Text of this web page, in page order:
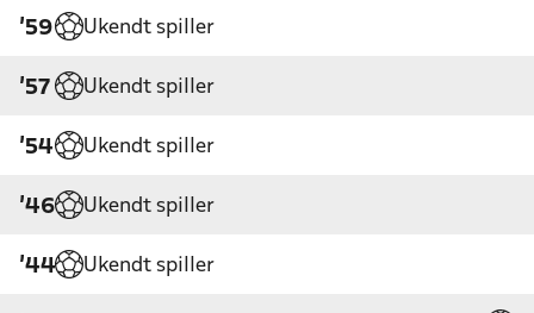
'59 Ukendt spiller
'57 Ukendt spiller
'54 Ukendt spiller
'46 Ukendt spiller
'44 Ukendt spiller